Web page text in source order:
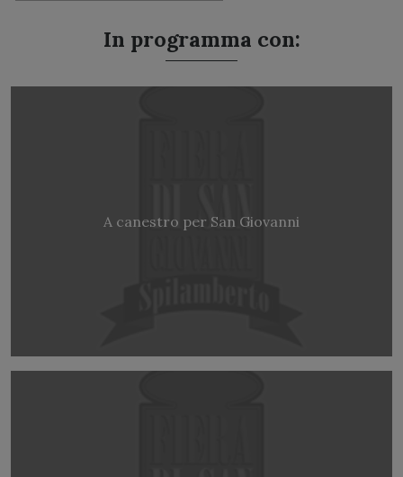
In programma con:
A canestro per San Giovanni